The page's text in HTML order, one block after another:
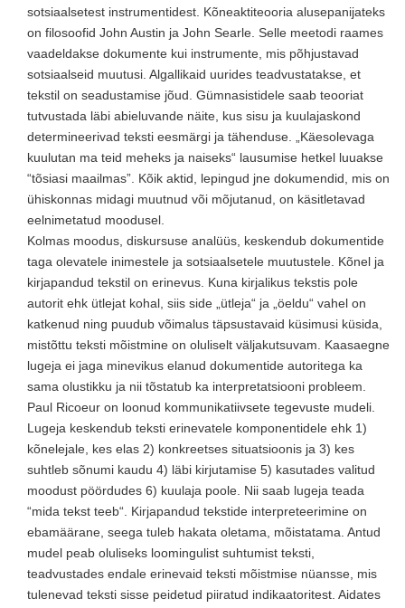
sotsiaalsetest instrumentidest. Kõneaktiteooria alusepanijateks
on filosoofid John Austin ja John Searle. Selle meetodi raames
vaadeldakse dokumente kui instrumente, mis põhjustavad
sotsiaalseid muutusi. Algallikaid uurides teadvustatakse, et
tekstil on seadustamise jõud. Gümnasistidele saab teooriat
tutvustada läbi abieluvande näite, kus sisu ja kuulajaskond
determineerivad teksti eesmärgi ja tähenduse. „Käesolevaga
kuulutan ma teid meheks ja naiseks“ lausumise hetkel luuakse
“tõsiasi maailmas”. Kõik aktid, lepingud jne dokumendid, mis on
ühiskonnas midagi muutnud või mõjutanud, on käsitletavad
eelnimetatud moodusel.
Kolmas moodus, diskursuse analüüs, keskendub dokumentide
taga olevatele inimestele ja sotsiaalsetele muutustele. Kõnel ja
kirjapandud tekstil on erinevus. Kuna kirjalikus tekstis pole
autorit ehk ütlejat kohal, siis side „ütleja“ ja „öeldu“ vahel on
katkenud ning puudub võimalus täpsustavaid küsimusi küsida,
mistõttu teksti mõistmine on oluliselt väljakutsuvam. Kaasaegne
lugeja ei jaga minevikus elanud dokumentide autoritega ka
sama olustikku ja nii tõstatub ka interpretatsiooni probleem.
Paul Ricoeur on loonud kommunikatiivsete tegevuste mudeli.
Lugeja keskendub teksti erinevatele komponentidele ehk 1)
kõnelejale, kes elas 2) konkreetses situatsioonis ja 3) kes
suhtleb sõnumi kaudu 4) läbi kirjutamise 5) kasutades valitud
moodust pöördudes 6) kuulaja poole. Nii saab lugeja teada
“mida tekst teeb“. Kirjapandud tekstide interpreteerimine on
ebamäärane, seega tuleb hakata oletama, mõistatama. Antud
mudel peab oluliseks loomingulist suhtumist teksti,
teadvustades endale erinevaid teksti mõistmise nüansse, mis
tulenevad teksti sisse peidetud piiratud indikaatoritest. Aidates